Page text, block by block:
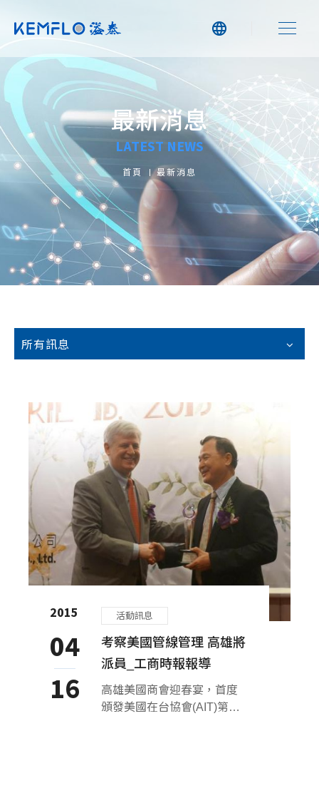
最新消息
LATEST NEWS
首頁 最新消息
所有訊息
媒體報導
公司新聞
所有訊息
2015
04
16
活動訊息
考察美國管線管理 高雄將
派員_工商時報報導
高雄美國商會迎春宴，首度
頒發美國在台協會(AIT)第一